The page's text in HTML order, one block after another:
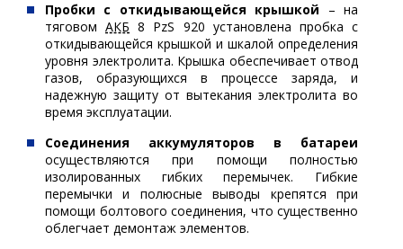
Пробки с откидывающейся крышкой – на
тяговомАКБ 8 PzS 920 установлена пробка с
откидывающейся крышкой и шкалой определения
уровня электролита. Крышка обеспечивает отвод
газов, образующихся в процессе заряда, и
надежную защиту от вытекания электролита во
время эксплуатации.
Соединения аккумуляторов в батареи
осуществляются при помощи полностью
изолированных гибких перемычек. Гибкие
перемычки и полюсные выводы крепятся при
помощи болтового соединения, что существенно
облегчает демонтаж элементов.